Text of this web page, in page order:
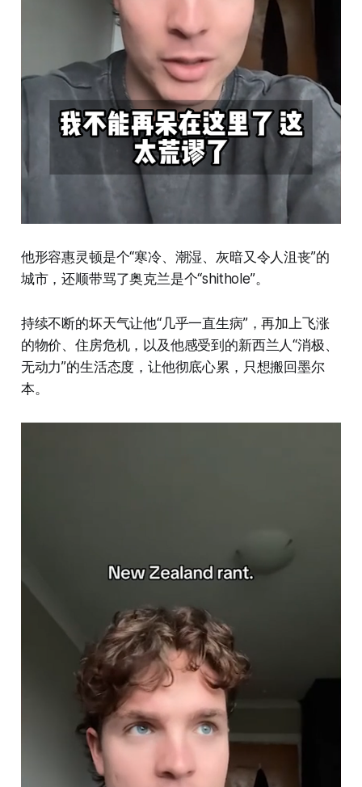
他形容惠灵顿是个“寒冷、潮湿、灰暗又令人沮丧”的
城市，还顺带骂了奥克兰是个“shithole”。
持续不断的坏天气让他“几乎一直生病”，再加上飞涨
的物价、住房危机，以及他感受到的新西兰人“消极、
无动力”的生活态度，让他彻底心累，只想搬回墨尔
本。